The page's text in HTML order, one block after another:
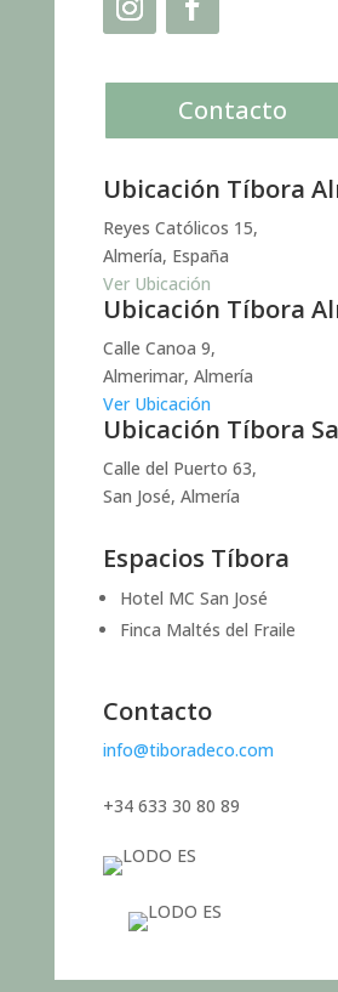
Contacto
Ubicación Tíbora
Reyes Católicos 15,
Almería, España
Ver Ubicación
Ubicación Tíbora
Calle Canoa 9,
Almerimar, Almería
Ver Ubicación
Ubicación Tíbora
Calle del Puerto 63,
San José, Almería
Espacios Tíbora
Hotel MC San José
Finca Maltés del Fraile
Contacto
info@tiboradeco.com
+34 633 30 80 89